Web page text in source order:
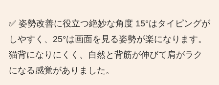
✅ 姿勢改善に役立つ絶妙な角度 15°はタイピングが
しやすく、25°は画面を見る姿勢が楽になります。
猫背になりにくく、自然と背筋が伸びて肩がラク
になる感覚がありました。